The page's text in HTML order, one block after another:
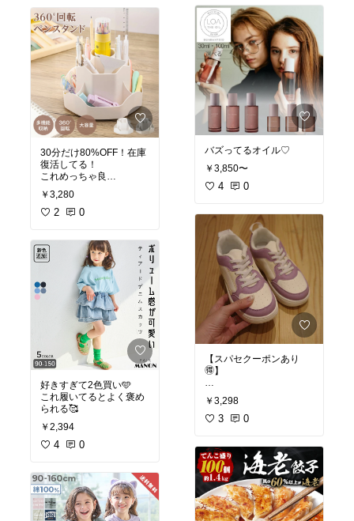
30分だけ80%OFF！在庫
復活してる！
これめっちゃ良
￥3,280
2 0
好きすぎて2色買い🩵
これ履いてるとよく褒め
られる🥰
￥2,394
4 0
てるよー！
とりあえずリビングに置
いとくのめっちゃいいと
思う◎
バズってるオイル♡
￥3,850〜
4 0
【スパセクーポンあり
🉐】
雨の日に長靴はくの嫌が
るようになったので…☔️
う！
おしゃれだし、濡れない
の最高〜〜
梅雨の時期に重宝する✨
￥3,298
3 0